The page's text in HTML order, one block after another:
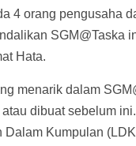
4 orang pengusaha
SGM@Taska
Hata.
menarik dalam
dibuat sebelum
Dalam Kumpulan